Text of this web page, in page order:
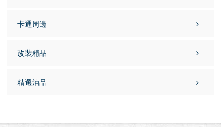
卡通周邊
改裝精品
精選油品